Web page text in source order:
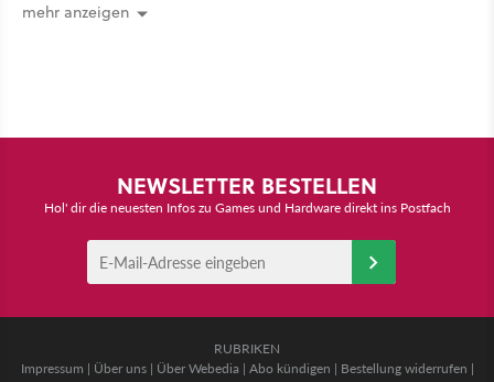
mehr anzeigen
NEWSLETTER BESTELLEN
Hol' dir die neuesten Infos zu Games und Hardware direkt ins Postfach
RUBRIKEN
Impressum | Über uns| Über Webedia | Abo kündigen | Bestellung widerrufen |